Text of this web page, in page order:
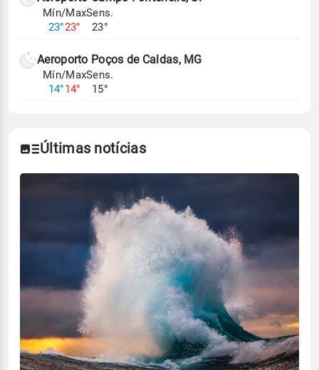
Mín/Max
23°23°
Sens.
23°
Aeroporto Poços de Caldas, MG
Mín/Max
14°14°
Sens.
15°
Últimas notícias